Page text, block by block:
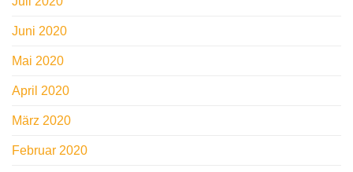
Juni 2020
Mai 2020
April 2020
März 2020
Februar 2020